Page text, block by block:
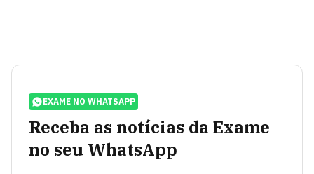
EXAME NO WHATSAPP
Receba as notícias da Exame
no seu WhatsApp